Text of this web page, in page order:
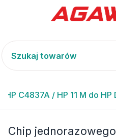
C4837A / HP 11 M do
Chip